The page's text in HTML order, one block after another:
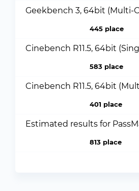
Geekbench 3, 64bit (Multi-
445 place
Cinebench R11.5, 64bit
583 place
Cinebench R11.5, 64bit
401 place
Estimated results for
813 place